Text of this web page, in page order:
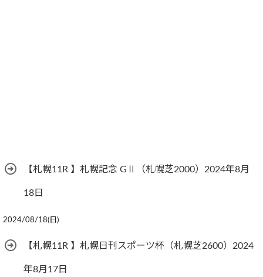
【札幌11R 】札幌記念 GⅡ（札幌芝2000）2024年8月
18日
2024/08/18(日)
【札幌11R 】札幌日刊スポーツ杯（札幌芝2600）2024
年8月17日